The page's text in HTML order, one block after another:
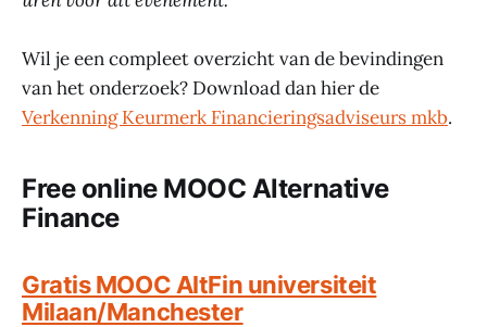
Wil je een compleet overzicht van de bevindingen
van het onderzoek? Download dan hier de
Verkenning Keurmerk Financieringsadviseurs mkb.
Free online MOOC Alternative
Finance
Gratis MOOC AltFin universiteit
Milaan/Manchester